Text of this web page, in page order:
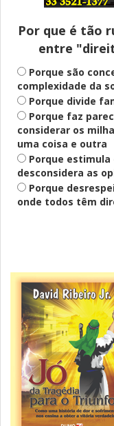
PT
ao
ver todas »
Por que é tão
entre
Porque são
complexidade da
Porque divide
Porque faz
considerar os
uma coisa e outra
Porque
desconsidera as
Porque
onde todos têm